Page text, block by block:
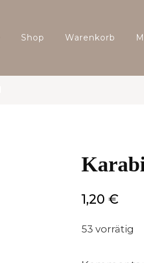
Shop Warenkorb
1,20€
53 vorrätig